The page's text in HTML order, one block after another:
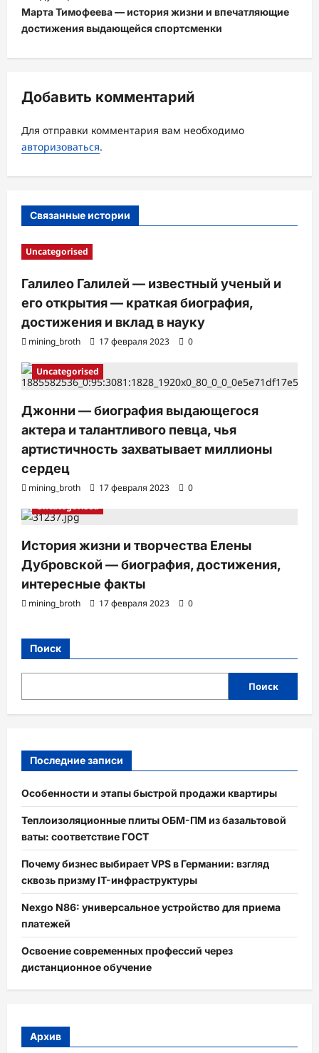
а
ц
з
п
и
с
и
Марта Тимофеева — история жизни и впечатляющие
достижения выдающейся спортсменки
Добавить комментарий
Для отправки комментария вам необходимо
авторизоваться.
Связанные истории
Uncategorised
Галилео Галилей — известный ученый и
его открытия — краткая биография,
достижения и вклад в науку
mining_broth 17 февраля 2023 0
Uncategorised
Джонни — биография выдающегося
актера и талантливого певца, чья
артистичность захватывает миллионы
сердец
mining_broth 17 февраля 2023
0
Uncategorised
История жизни и творчества Елены
Дубровской — биография, достижения,
интересные факты
mining_broth 17 февраля 2023 0
Поиск
Поиск
Последние записи
Особенности и этапы быстрой продажи квартиры
Теплоизоляционные плиты ОБМ-ПМ из базальтовой
ваты: соответствие ГОСТ
Почему бизнес выбирает VPS в Германии: взгляд
сквозь призму IT-инфраструктуры
Nexgo N86: универсальное устройство для приема
платежей
Освоение современных профессий через
дистанционное обучение
Архив